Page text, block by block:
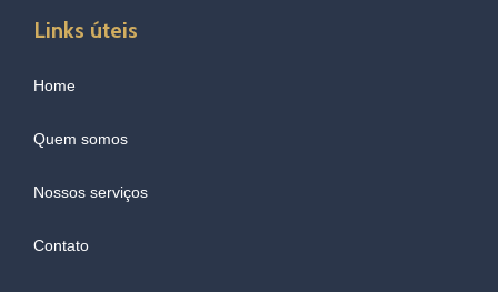
Links úteis
Home
Quem somos
Nossos serviços
Contato